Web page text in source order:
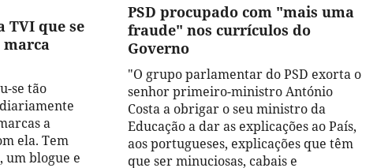
TVI que se
se tão
a
ela. Tem
um blogue e
PSD procupado com "mais uma
fraude" nos currículos do
Governo
"O grupo parlamentar do PSD exorta o
senhor primeiro-ministro António
Costa a obrigar o seu ministro da
Educação a dar as explicações ao País,
aos portugueses, explicações que têm
que ser minuciosas, cabais e